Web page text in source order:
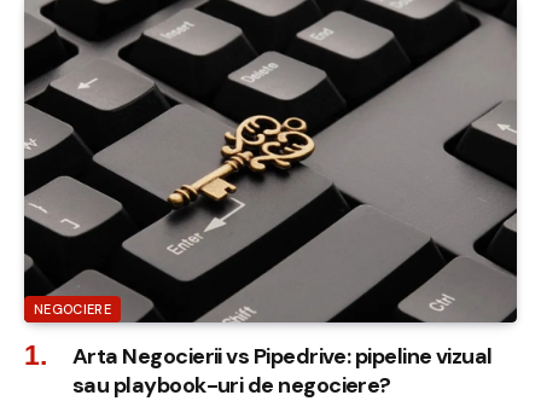
NEGOCIERE
Arta Negocierii vs Pipedrive: pipeline vizual
sau playbook-uri de negociere?